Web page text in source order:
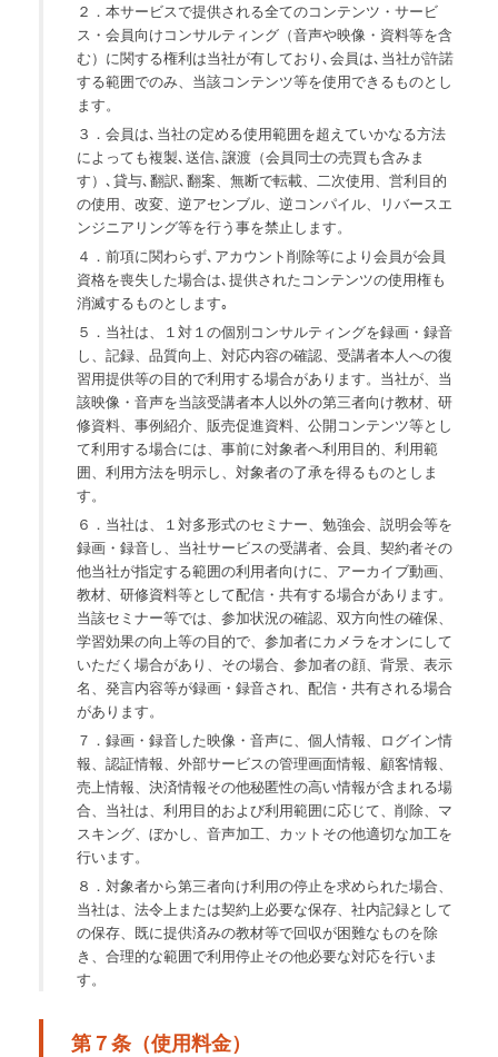
２．本サービスで提供される全てのコンテンツ・サービ
ス・会員向けコンサルティング（音声や映像・資料等を含
む）に関する権利は当社が有しており､会員は､当社が許諾
する範囲でのみ、当該コンテンツ等を使用できるものとし
ます。
３．会員は､当社の定める使用範囲を超えていかなる方法
によっても複製､送信､譲渡（会員同士の売買も含みま
す）､貸与､翻訳､翻案、無断で転載、二次使用、営利目的
の使用、改変、逆アセンブル、逆コンパイル、リバースエ
ンジニアリング等を行う事を禁止します。
４．前項に関わらず､アカウント削除等により会員が会員
資格を喪失した場合は､提供されたコンテンツの使用権も
消滅するものとします｡
５．当社は、１対１の個別コンサルティングを録画・録音
し、記録、品質向上、対応内容の確認、受講者本人への復
習用提供等の目的で利用する場合があります。当社が、当
該映像・音声を当該受講者本人以外の第三者向け教材、研
修資料、事例紹介、販売促進資料、公開コンテンツ等とし
て利用する場合には、事前に対象者へ利用目的、利用範
囲、利用方法を明示し、対象者の了承を得るものとしま
す。
６．当社は、１対多形式のセミナー、勉強会、説明会等を
録画・録音し、当社サービスの受講者、会員、契約者その
他当社が指定する範囲の利用者向けに、アーカイブ動画、
教材、研修資料等として配信・共有する場合があります。
当該セミナー等では、参加状況の確認、双方向性の確保、
学習効果の向上等の目的で、参加者にカメラをオンにして
いただく場合があり、その場合、参加者の顔、背景、表示
名、発言内容等が録画・録音され、配信・共有される場合
があります。
７．録画・録音した映像・音声に、個人情報、ログイン情
報、認証情報、外部サービスの管理画面情報、顧客情報、
売上情報、決済情報その他秘匿性の高い情報が含まれる場
合、当社は、利用目的および利用範囲に応じて、削除、マ
スキング、ぼかし、音声加工、カットその他適切な加工を
行います。
８．対象者から第三者向け利用の停止を求められた場合、
当社は、法令上または契約上必要な保存、社内記録として
の保存、既に提供済みの教材等で回収が困難なものを除
き、合理的な範囲で利用停止その他必要な対応を行いま
す。
第７条（使用料金）